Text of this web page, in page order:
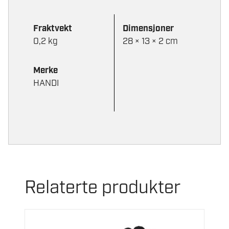
Fraktvekt
0,2 kg
Dimensjoner
28 × 13 × 2 cm
Merke
HANDI
Relaterte produkter